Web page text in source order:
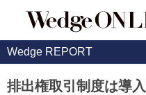
Wedge REPORT
排出権取引制度は導